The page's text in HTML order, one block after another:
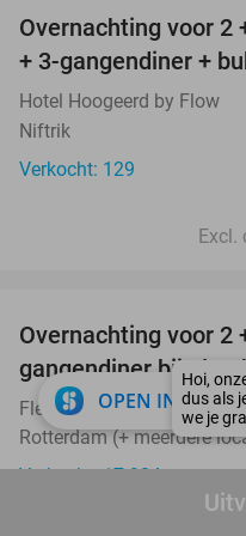
Overnachting voor 2
+ 3-gangendiner +
Hotel Hoogeerd by Flow
Niftrik
Verkocht: 129
Overnachting voor 2
gangendiner bij
Fletcher Hotels
Rotterdam (+ meerdere
Verkocht: 17.904
OPEN IN APP